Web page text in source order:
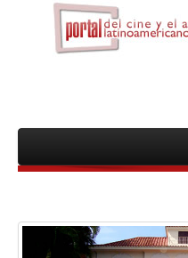
INICIO
PELICULAS